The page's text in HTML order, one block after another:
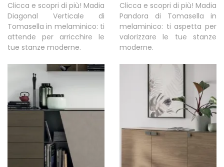
Clicca e scopri di più! Madia
Diagonal Verticale di
Tomasella in melaminico: ti
attende per arricchire le
tue stanze moderne.
Clicca e scopri di più! Madia
Pandora di Tomasella in
melaminico: ti aspetta per
valorizzare le tue stanze
moderne.